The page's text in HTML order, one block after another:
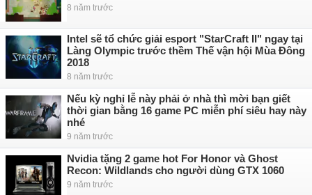
8 năm trước
Intel sẽ tổ chức giải esport "StarCraft II" ngay tại
Làng Olympic trước thềm Thế vận hội Mùa Đông
2018
8 năm trước
Nếu kỳ nghỉ lễ này phải ở nhà thì mời bạn giết
thời gian bằng 16 game PC miễn phí siêu hay này
nhé
9 năm trước
Nvidia tặng 2 game hot For Honor và Ghost
Recon: Wildlands cho người dùng GTX 1060
9 năm trước